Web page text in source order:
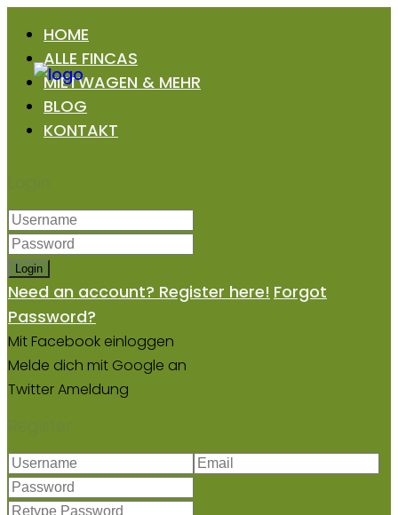
HOME
ALLE FINCAS
MIETWAGEN & MEHR
BLOG
KONTAKT
Login
Login
Need an account? Register here! Forgot
Password?
Mit Facebook einloggen
Melde dich mit Google an
Twitter Ameldung
Register